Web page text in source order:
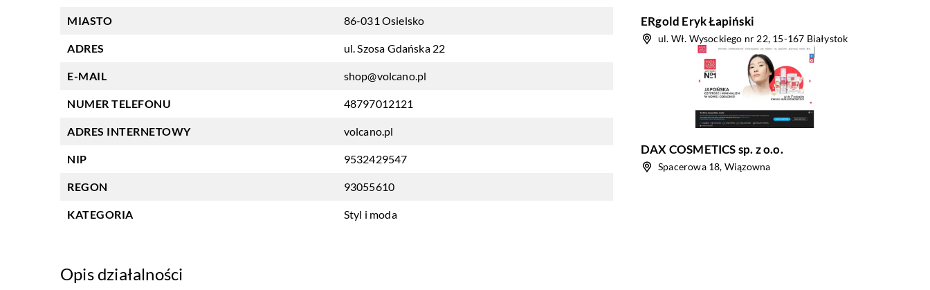
MIASTO 86-031 Osielsko
ADRES ul. Szosa Gdańska 22
E-MAIL shop@volcano.pl
NUMER TELEFONU 48797012121
ADRES INTERNETOWY volcano.pl
NIP 9532429547
REGON 93055610
KATEGORIA Styl i moda
ERgold Eryk Łapiński
ul. Wł. Wysockiego nr 22, 15-167 Białystok
DAX COSMETICS sp. z o.o.
Spacerowa 18, Wiązowna
Opis działalności